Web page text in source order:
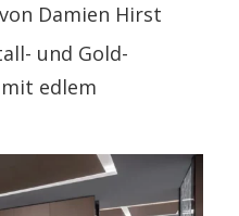
Damien Hirst
und Gold-
edlem